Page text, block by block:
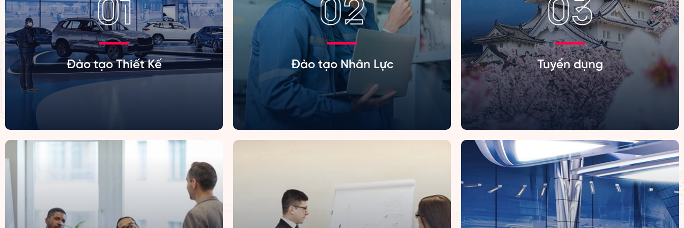
Đào tạo Thiết Kế Đào tạo Nhân Lực Tuyển dụng